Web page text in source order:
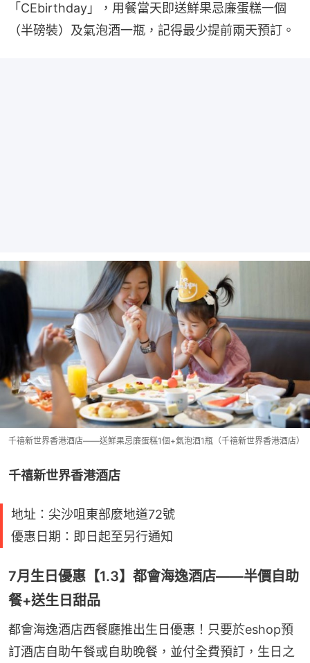
「CEbirthday」，用餐當天即送鮮果忌廉蛋糕一個
（半磅裝）及氣泡酒一瓶，記得最少提前兩天預訂。
千禧新世界香港酒店——送鮮果忌廉蛋糕1個+氣泡酒1瓶（千禧新世界香港酒店）
千禧新世界香港酒店
地址：尖沙咀東部麼地道72號
優惠日期：即日起至另行通知
7月生日優惠【1.3】都會海逸酒店——半價自助
餐+送生日甜品
都會海逸酒店西餐廳推出生日優惠！只要於eshop預
訂酒店自助午餐或自助晚餐，並付全費預訂，生日之